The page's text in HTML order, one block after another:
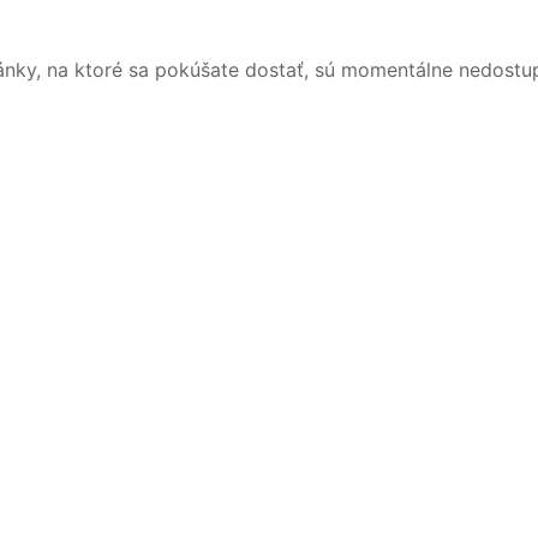
na ktoré sa pokúšate dostať, sú momentálne